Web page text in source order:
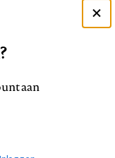
verdienen
aan